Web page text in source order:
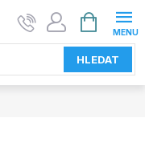
HLEDAT
NÁKUPNÍ
KOŠÍK